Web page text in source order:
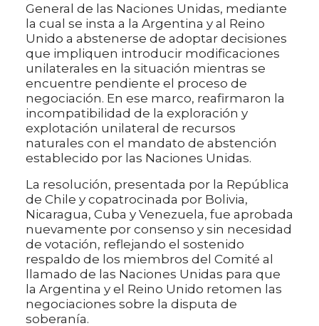
General de las Naciones Unidas, mediante
la cual se insta a la Argentina y al Reino
Unido a abstenerse de adoptar decisiones
que impliquen introducir modificaciones
unilaterales en la situación mientras se
encuentre pendiente el proceso de
negociación. En ese marco, reafirmaron la
incompatibilidad de la exploración y
explotación unilateral de recursos
naturales con el mandato de abstención
establecido por las Naciones Unidas.
La resolución, presentada por la República
de Chile y copatrocinada por Bolivia,
Nicaragua, Cuba y Venezuela, fue aprobada
nuevamente por consenso y sin necesidad
de votación, reflejando el sostenido
respaldo de los miembros del Comité al
llamado de las Naciones Unidas para que
la Argentina y el Reino Unido retomen las
negociaciones sobre la disputa de
soberanía.